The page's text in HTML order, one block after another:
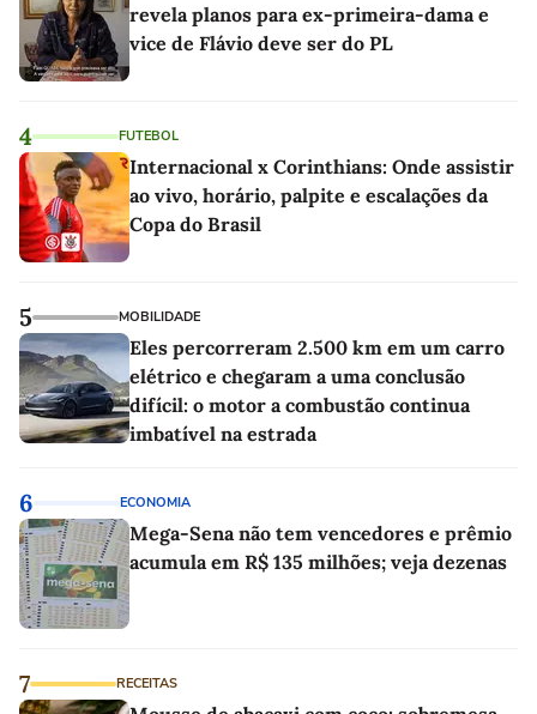
revela planos para ex-primeira-dama e
vice de Flávio deve ser do PL
4 FUTEBOL
Internacional x Corinthians: Onde assistir
ao vivo, horário, palpite e escalações da
Copa do Brasil
5 MOBILIDADE
Eles percorreram 2.500 km em um carro
elétrico e chegaram a uma conclusão
difícil: o motor a combustão continua
imbatível na estrada
6 ECONOMIA
Mega-Sena não tem vencedores e prêmio
acumula em R$ 135 milhões; veja dezenas
7 RECEITAS